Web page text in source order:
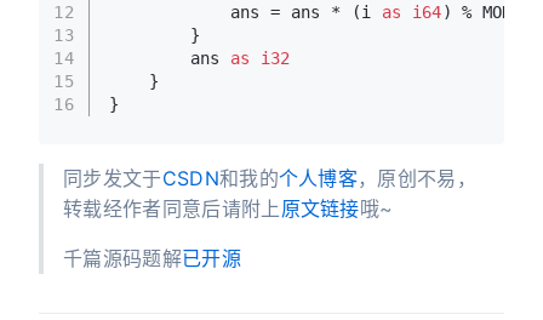
12
13
14
15
16
            ans = ans * (i
as i64) % MOD;
        }
        ans
as
i32
    }
}
同步发文于CSDN和我的个人博客，原创不易，
转载经作者同意后请附上 原文链接哦~
千篇源码题解已开源